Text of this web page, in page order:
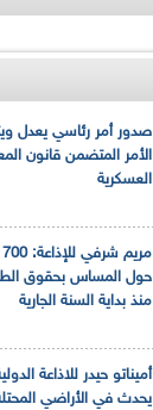
صدور أمر رئاسي يعدل
الأمر المتضمن قانون
العسكرية
حول المساس بحقوق
منذ بداية السنة الجارية
أميناتو حيدر للاذاعة
يحدث في الأراضي